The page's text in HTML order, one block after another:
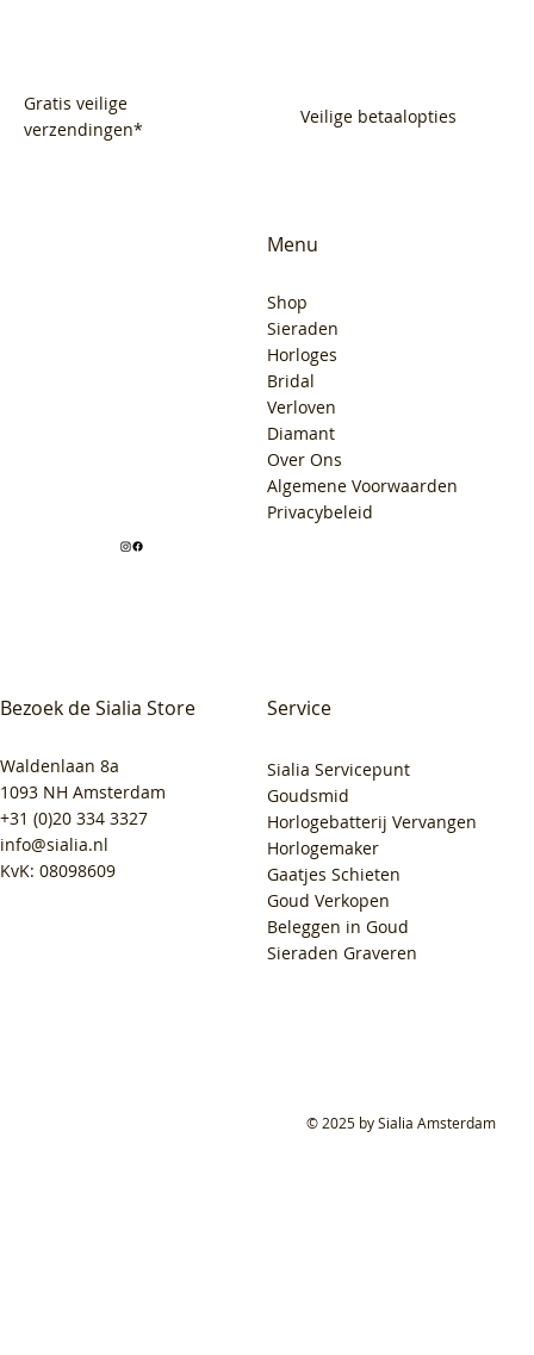
Gratis veilige
verzendingen*
Veilige betaalopties
Bezoek de Sialia Store
Waldenlaan 8a
1093 NH Amsterdam
+31 (0)20 334 3327
info@sialia.nl
KvK: 08098609
Menu
Shop
Sieraden
Horloges
Bridal
Verloven
Diamant
Over Ons
Algemene Voorwaarden
Privacybeleid
Service
Sialia Servicepunt
Goudsmid
Horlogebatterij Vervangen
Horlogemaker
Gaatjes Schieten
Goud Verkopen
Beleggen in Goud
Sieraden Graveren
© 2025 by Sialia Amsterdam